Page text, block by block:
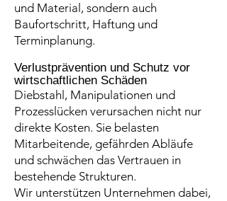
und Material, sondern auch
Baufortschritt, Haftung und
Terminplanung.
Verlustprävention und Schutz vor
wirtschaftlichen Schäden
Diebstahl, Manipulationen und
Prozesslücken verursachen nicht nur
direkte Kosten. Sie belasten
Mitarbeitende, gefährden Abläufe
und schwächen das Vertrauen in
bestehende Strukturen.
Wir unterstützen Unternehmen dabei,